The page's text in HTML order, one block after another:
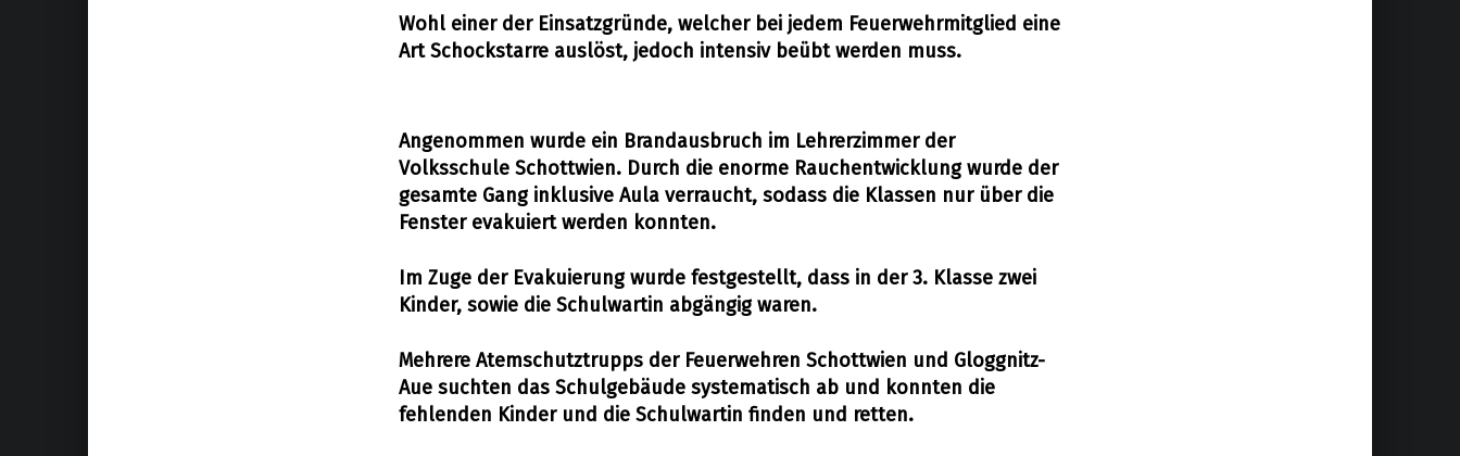
Wohl einer der Einsatzgründe, welcher bei jedem Feuerwehrmitglied eine
Art Schockstarre auslöst, jedoch intensiv beübt werden muss.
Angenommen wurde ein Brandausbruch im Lehrerzimmer der
Volksschule Schottwien. Durch die enorme Rauchentwicklung wurde der
gesamte Gang inklusive Aula verraucht, sodass die Klassen nur über die
Fenster evakuiert werden konnten.
Im Zuge der Evakuierung wurde festgestellt, dass in der 3. Klasse zwei
Kinder, sowie die Schulwartin abgängig waren.
Mehrere Atemschutztrupps der Feuerwehren Schottwien und Gloggnitz-
Aue suchten das Schulgebäude systematisch ab und konnten die
fehlenden Kinder und die Schulwartin finden und retten.